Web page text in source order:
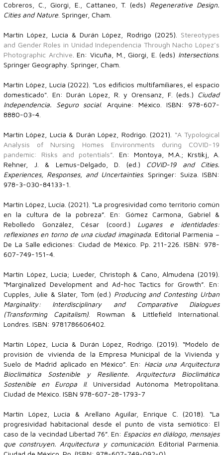
Cobreros, C., Giorgi, E., Cattaneo, T. (eds) Regenerative Design.
Cities and Nature . Springer, Cham.
Martín López, Lucía & Durán López, Rodrigo (2025). Stereotypes
and Gender Roles in Unidad Independencia Through Nacho López’s
Photographic Archive . En: Vicuña, M., Giorgi, E. (eds) Intersections.
Springer Geography. Springer, Cham.
Martín López, Lucía (2022). "Los edificios multifamiliares, el espacio
domesticado". En: Durán López, R. y Orensanz, F. (eds.) Ciudad
Independencia. Seguro social. Arquine: México. ISBN: 978-607-
8880-03-4.
Martín López, Lucía & Durán López, Rodrigo. (2021). “A Typological
Analysis of Nursing Homes Environments during COVID-19
pandemic: Risks and potentials” . En: Montoya, M.A.; Krstikj, A.
Rehner, J. & Lemus-Delgado, D. (ed.) COVID-19 and Cities.
Experiences, Responses, and Uncertainties. Springer: Suiza. ISBN:
978-3-030-84133-1.
Martín López, Lucía. (2021). “La progresividad como territorio común
en la cultura de la pobreza”. En: Gómez Carmona, Gabriel &
Rebolledo González, César (coord.) Lugares e identidades:
reflexiones en torno de una ciudad imaginada . Editorial Parmenia –
De La Salle ediciones: Ciudad de México. Pp. 211-226. ISBN: 978-
607-749-151-4.
Martín López, Lucía; Lueder, Christoph & Cano, Almudena (2019).
“Marginalized Development and Ad-hoc Tactics for Growth”. En:
Cupples, Julie & Slater, Tom (ed.) Producing and Contesting Urban
Marginality: Interdisciplinary and Comparative Dialogues
(Transforming Capitalism) . Rowman & Littlefield International.
Londres. ISBN: 9781786606402.
Martín López, Lucía & Durán López, Rodrigo. (2019). “Modelo de
provisión de vivienda de la Empresa Municipal de la Vivienda y
Suelo de Madrid aplicado en México”. En: Hacia una Arquitectura
Bioclimática Sostenible y Resiliente. Arquitectura Bioclimática
Sostenible en Europa II. Universidad Autónoma Metropolitana.
Ciudad de México. ISBN 978-607-28-1793-7
Martín López, Lucía & Arellano Aguilar, Enrique C. (2018). “La
progresividad habitacional desde el punto de vista semiótico: El
caso de la vecindad Libertad 76”. En: Espacios en diálogo, mensajes
que construyen. Arquitectura y comunicación. Editorial Parmenia.